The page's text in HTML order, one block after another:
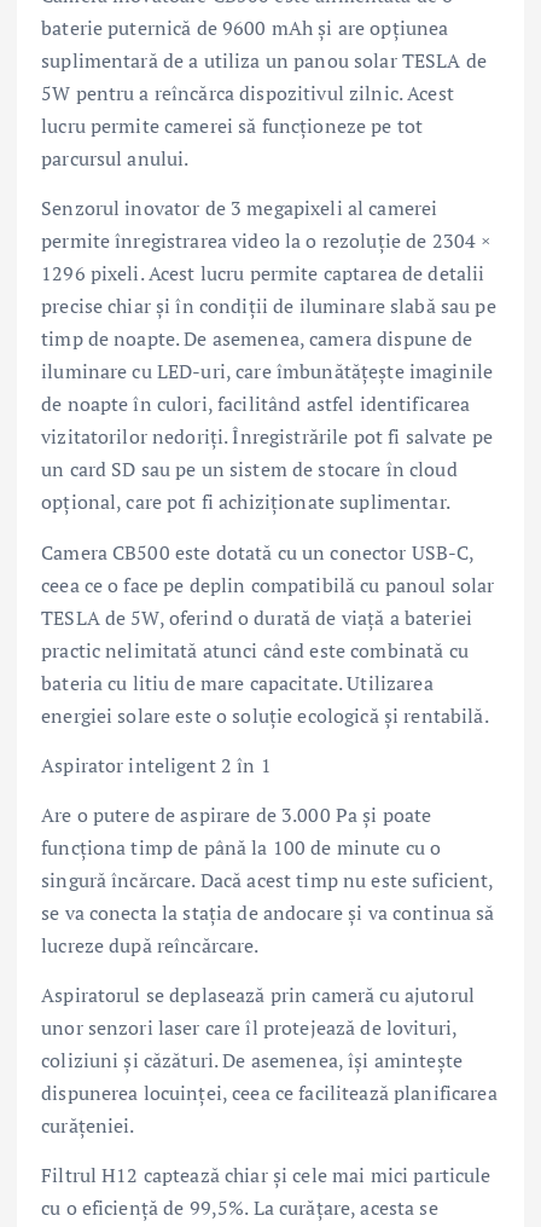
baterie puternică de 9600 mAh și are opțiunea
suplimentară de a utiliza un panou solar TESLA de
5W pentru a reîncărca dispozitivul zilnic. Acest
lucru permite camerei să funcționeze pe tot
parcursul anului.
Senzorul inovator de 3 megapixeli al camerei
permite înregistrarea video la o rezoluție de 2304 ×
1296 pixeli. Acest lucru permite captarea de detalii
precise chiar și în condiții de iluminare slabă sau pe
timp de noapte. De asemenea, camera dispune de
iluminare cu LED-uri, care îmbunătățește imaginile
de noapte în culori, facilitând astfel identificarea
vizitatorilor nedoriți. Înregistrările pot fi salvate pe
un card SD sau pe un sistem de stocare în cloud
opțional, care pot fi achiziționate suplimentar.
Camera CB500 este dotată cu un conector USB-C,
ceea ce o face pe deplin compatibilă cu panoul solar
TESLA de 5W, oferind o durată de viață a bateriei
practic nelimitată atunci când este combinată cu
bateria cu litiu de mare capacitate. Utilizarea
energiei solare este o soluție ecologică și rentabilă.
Aspirator inteligent 2 în 1
Are o putere de aspirare de 3.000 Pa și poate
funcționa timp de până la 100 de minute cu o
singură încărcare. Dacă acest timp nu este suficient,
se va conecta la stația de andocare și va continua să
lucreze după reîncărcare.
Aspiratorul se deplasează prin cameră cu ajutorul
unor senzori laser care îl protejează de lovituri,
coliziuni și căzături. De asemenea, își amintește
dispunerea locuinței, ceea ce facilitează planificarea
curățeniei.
Filtrul H12 captează chiar și cele mai mici particule
cu o eficiență de 99,5%. La curățare, acesta se